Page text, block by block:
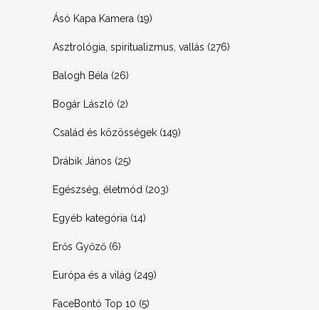
Ásó Kapa Kamera (19)
Asztrológia, spiritualizmus, vallás (276)
Balogh Béla (26)
Bogár László (2)
Család és közösségek (149)
Drábik János (25)
Egészség, életmód (203)
Egyéb kategória (14)
Erős Győző (6)
Európa és a világ (249)
FaceBontó Top 10 (5)